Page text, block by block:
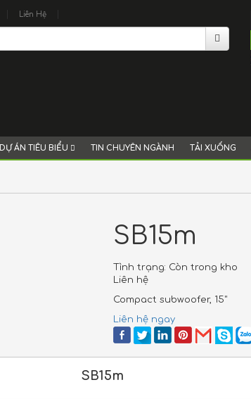
Liên Hệ
DỰ ÁN TIÊU BIỂU TIN CHUYÊN NGÀNH TẢI XUỐNG
SB15m
Tình trạng: Còn trong kho
Liên hệ
Compact subwoofer, 15"
Liên hệ ngay
SB15m